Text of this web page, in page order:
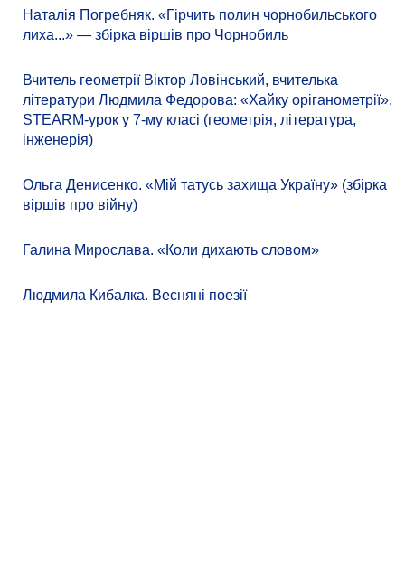
Наталія Погребняк. «Гірчить полин чорнобильського
лиха...» — збірка віршів про Чорнобиль
Вчитель геометрії Віктор Ловінський, вчителька
літератури Людмила Федорова: «Хайку оріганометрії».
STEARM-урок у 7-му класі (геометрія, література,
інженерія)
Ольга Денисенко. «Мій татусь захища Україну» (збірка
віршів про війну)
Галина Мирослава. «Коли дихають словом»
Людмила Кибалка. Весняні поезії